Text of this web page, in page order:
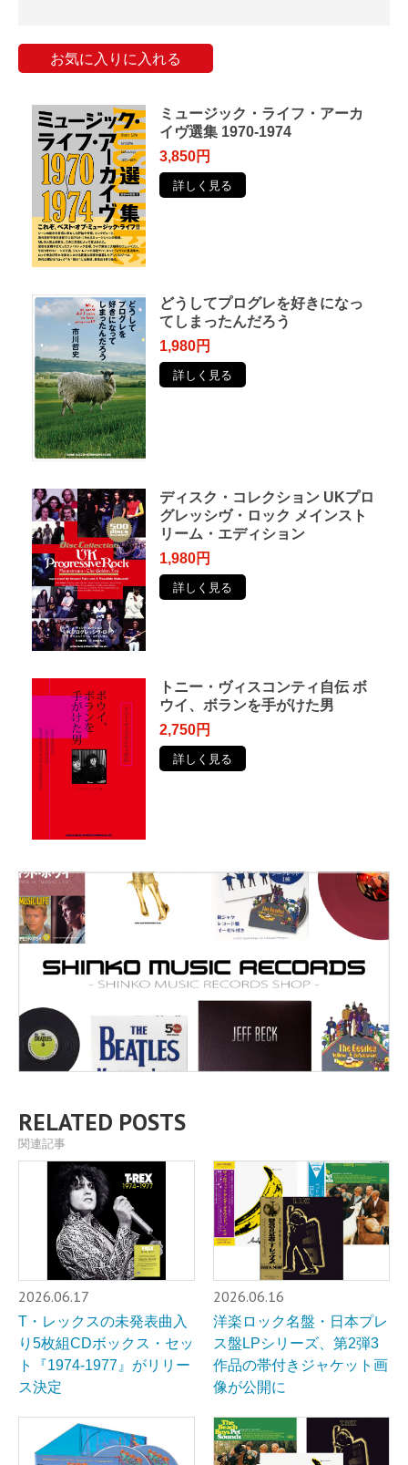
お気に入りに入れる
ミュージック・ライフ・アーカ
イヴ選集 1970-1974
3,850円
詳しく見る
どうしてプログレを好きになっ
てしまったんだろう
1,980円
詳しく見る
ディスク・コレクション UKプロ
グレッシヴ・ロック メインスト
リーム・エディション
1,980円
詳しく見る
トニー・ヴィスコンティ自伝 ボ
ウイ、ボランを手がけた男
2,750円
詳しく見る
RELATED POSTS
関連記事
2026.06.17
T・レックスの未発表曲入
り5枚組CDボックス・セッ
ト『1974-1977』がリリー
ス決定
2026.06.16
洋楽ロック名盤・日本プレ
ス盤LPシリーズ、第2弾3
作品の帯付きジャケット画
像が公開に